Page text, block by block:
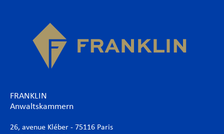
FRANKLIN
Anwaltskammern
26, avenue Kléber - 75116 Paris